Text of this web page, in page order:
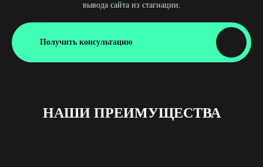
вывода сайта из стагнации.
Получить консультацию
НАШИ ПРЕИМУЩЕСТВА